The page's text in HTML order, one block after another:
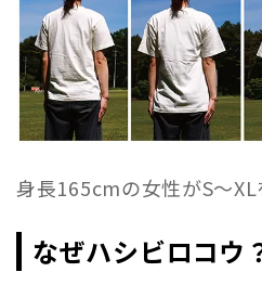
身長165cmの女性がS〜XL
なぜハシビロコウ